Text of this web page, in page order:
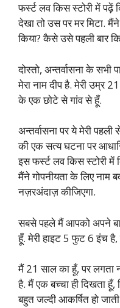
फर्स्ट लव किस स्टोरी में
देखा तो उस पर मर मिटा.
किया? कैसे उसे पहली बार
दोस्तो, अन्तर्वासना के सभी
मेरा नाम दीप है. मेरी उम्र
के एक छोटे से गांव से हूँ.
अन्तर्वासना पर ये मेरी
की एक सत्य घटना पर
इस फर्स्ट लव किस स्टोरी में
मैंने गोपनीयता के लिए नाम
नज़रअंदाज़ कीजिएगा.
सबसे पहले मैं आपको अपने
हूँ. मेरी हाइट 5 फुट 6 इंच है,
मैं 21 साल का हूँ, पर लगता
है. मैं एक बच्चा ही दिखता
बहुत जल्दी आकर्षित हो